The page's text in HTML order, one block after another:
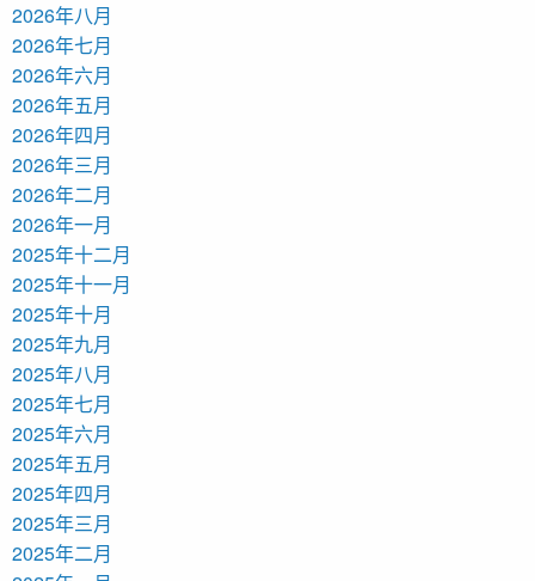
2026年八月
2026年七月
2026年六月
2026年五月
2026年四月
2026年三月
2026年二月
2026年一月
2025年十二月
2025年十一月
2025年十月
2025年九月
2025年八月
2025年七月
2025年六月
2025年五月
2025年四月
2025年三月
2025年二月